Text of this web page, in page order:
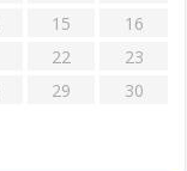
15
16
22
23
29
30